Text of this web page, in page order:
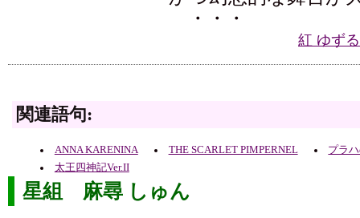
・・・
紅 ゆず
関連語句:
ANNA KARENINA THE SCARLET PIMPERNEL
プラ
太王四神記Ver.II
星組 麻尋 しゅん